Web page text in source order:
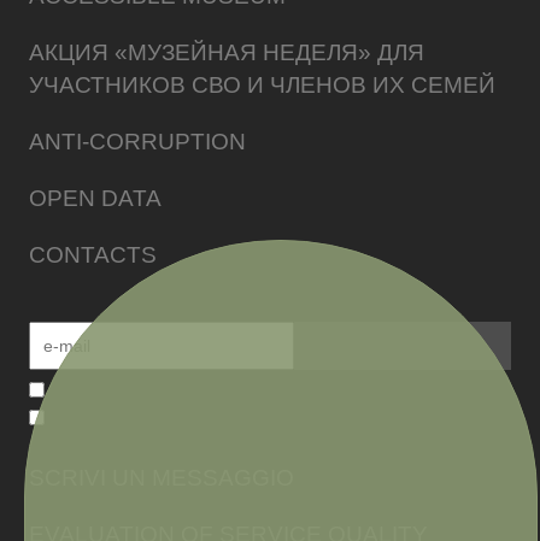
АКЦИЯ «МУЗЕЙНАЯ НЕДЕЛЯ» ДЛЯ
УЧАСТНИКОВ СВО И ЧЛЕНОВ ИХ СЕМЕЙ
ANTI-CORRUPTION
OPEN DATA
CONTACTS